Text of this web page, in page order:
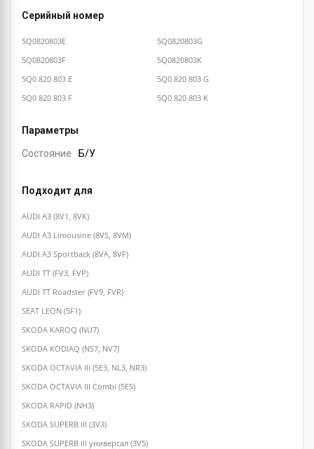
Серийный номер
5Q0820803E
5Q0820803G
5Q0820803F
5Q0820803K
5Q0 820 803 E
5Q0 820 803 G
5Q0 820 803 F
5Q0 820 803 K
Параметры
Состояние Б/У
Подходит для
AUDI A3 (8V1, 8VK)
AUDI A3 Limousine (8VS, 8VM)
AUDI A3 Sportback (8VA, 8VF)
AUDI TT (FV3, FVP)
AUDI TT Roadster (FV9, FVR)
SEAT LEON (5F1)
SKODA KAROQ (NU7)
SKODA KODIAQ (NS7, NV7)
SKODA OCTAVIA III (5E3, NL3, NR3)
SKODA OCTAVIA III Combi (5E5)
SKODA RAPID (NH3)
SKODA SUPERB III (3V3)
SKODA SUPERB III универсал (3V5)